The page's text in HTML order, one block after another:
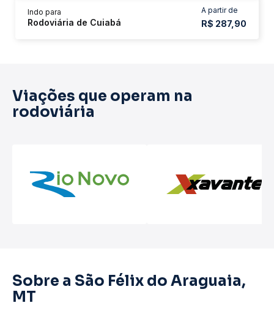
A partir de
R$ 287,90
Indo para
Rodoviária de Cuiabá
Viações que operam na
rodoviária
Sobre a São Félix do Araguaia,
MT